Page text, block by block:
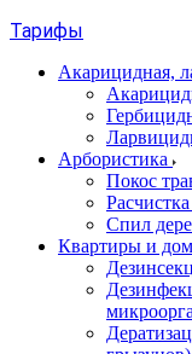
Тарифы
Акарицидная,
Арбористика
Покос
Спил
Квартиры и